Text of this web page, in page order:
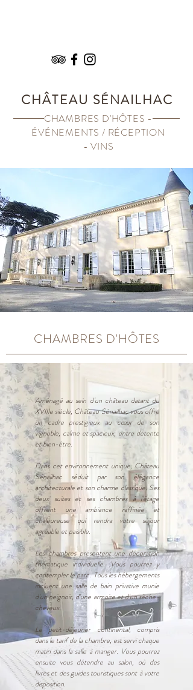
CHÂTEAU SÉNAILHAC
CHAMBRES D'HÔTES -
ÉVÉNEMENTS / RÉCEPTION
- VINS
CHAMBRES D'HÔTES
Aménagé au sein d'un château datant du
XVIIIe siècle, Château Sénailhac vous offre
un cadre prestigieux au cœur de son
vignoble, calme et spacieux, entre détente
et bien-être.
Dans cet environnement unique, Château
Sénailhac séduit par son élégance
architecturale et son charme classique. Ses
deux suites et ses chambres à l’étage
offrent une ambiance raffinée et
chaleureuse qui rendra votre séjour
agréable et paisible.
Les chambres présentent une décoration
thématique individuelle. Vous pourrez y
contempler le parc. Tous les hébergements
incluent une salle de bain privative munie
d'un peignoir, d'une armoire et d'un sèche-
cheveux.
Le petit-déjeuner continental, compris
dans le tarif de la chambre, est servi chaque
matin dans la salle à manger. Vous pourrez
ensuite vous détendre au salon, où des
livres et des guides touristiques sont à votre
disposition.